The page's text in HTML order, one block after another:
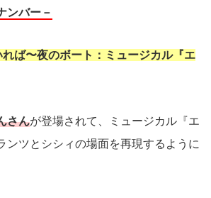
ンバー－
れば〜夜のボート：ミュージカル『エ
さんが登場されて、ミュージカル『エ
ンツとシシィの場面を再現するように